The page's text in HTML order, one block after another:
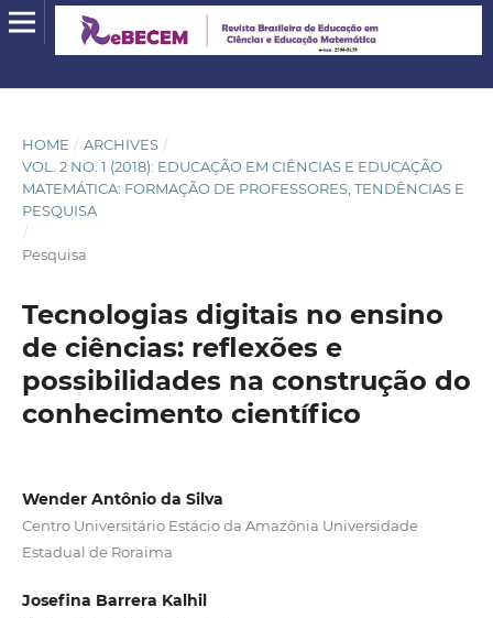
HOME / ARCHIVES /
VOL. 2 NO. 1 (2018): EDUCAÇÃO EM CIÊNCIAS E EDUCAÇÃO
MATEMÁTICA: FORMAÇÃO DE PROFESSORES, TENDÊNCIAS E
PESQUISA
/
Pesquisa
Tecnologias digitais no ensino
de ciências: reflexões e
possibilidades na construção do
conhecimento científico
Wender Antônio da Silva
Centro Universitário Estácio da Amazônia Universidade
Estadual de Roraima
Josefina Barrera Kalhil